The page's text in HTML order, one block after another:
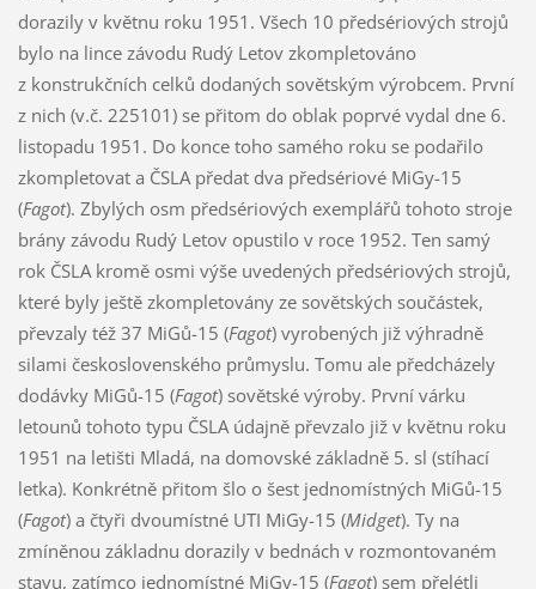
dorazily v květnu roku 1951. Všech 10 předsériových strojů
bylo na lince závodu Rudý Letov zkompletováno
z konstrukčních celků dodaných sovětským výrobcem. První
z nich (v.č. 225101) se přitom do oblak poprvé vydal dne 6.
listopadu 1951. Do konce toho samého roku se podařilo
zkompletovat a ČSLA předat dva předsériové MiGy-15
(Fagot). Zbylých osm předsériových exemplářů tohoto stroje
brány závodu Rudý Letov opustilo v roce 1952. Ten samý
rok ČSLA kromě osmi výše uvedených předsériových strojů,
které byly ještě zkompletovány ze sovětských součástek,
převzaly též 37 MiGů-15 (Fagot) vyrobených již výhradně
silami československého průmyslu. Tomu ale předcházely
dodávky MiGů-15 (Fagot) sovětské výroby. První várku
letounů tohoto typu ČSLA údajně převzalo již v květnu roku
1951 na letišti Mladá, na domovské základně 5. sl (stíhací
letka). Konkrétně přitom šlo o šest jednomístných MiGů-15
(Fagot) a čtyři dvoumístné UTI MiGy-15 (Midget). Ty na
zmíněnou základnu dorazily v bednách v rozmontovaném
stavu, zatímco jednomístné MiGy-15 (Fagot) sem přelétli